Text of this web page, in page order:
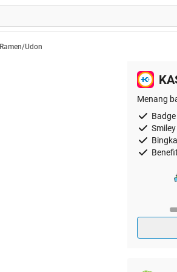
Ramen/Udon
Menang